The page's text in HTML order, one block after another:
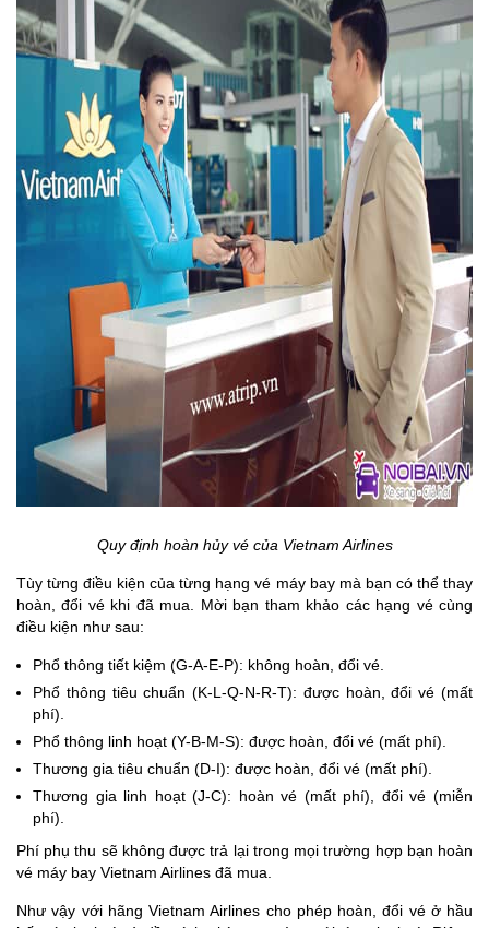
Quy định hoàn hủy vé của Vietnam Airlines
Tùy từng điều kiện của từng hạng vé máy bay mà bạn có thể thay
hoàn, đổi vé khi đã mua. Mời bạn tham khảo các hạng vé cùng
điều kiện như sau:
Phổ thông tiết kiệm (G-A-E-P): không hoàn, đổi vé.
Phổ thông tiêu chuẩn (K-L-Q-N-R-T): được hoàn, đổi vé (mất
phí).
Phổ thông linh hoạt (Y-B-M-S): được hoàn, đổi vé (mất phí).
Thương gia tiêu chuẩn (D-I): được hoàn, đổi vé (mất phí).
Thương gia linh hoạt (J-C): hoàn vé (mất phí), đổi vé (miễn
phí).
Phí phụ thu sẽ không được trả lại trong mọi trường hợp bạn hoàn
vé máy bay Vietnam Airlines đã mua.
Như vậy với hãng Vietnam Airlines cho phép hoàn, đổi vé ở hầu